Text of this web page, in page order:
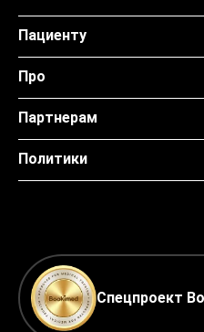
Пациенту
Про
Партнерам
Политики
Спецпроект